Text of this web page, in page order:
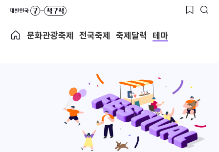
문화관광축제 전국축제 축제달력 테마